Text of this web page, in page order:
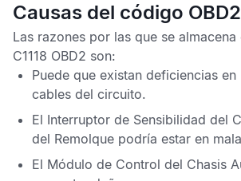
Causas del código OBD2
Las razones por las que se almacena
C1118 OBD2 son:
Puede que existan deficiencias
cables del circuito.
El Interruptor de Sensibilidad del
del Remolque podría estar en
El Módulo de Control del Chasis